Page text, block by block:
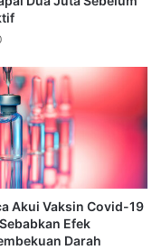
Akui Vaksin Covid-19
Efek
Darah